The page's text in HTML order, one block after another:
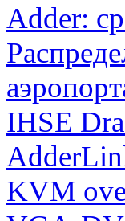
Adder:
IHSE
KVM